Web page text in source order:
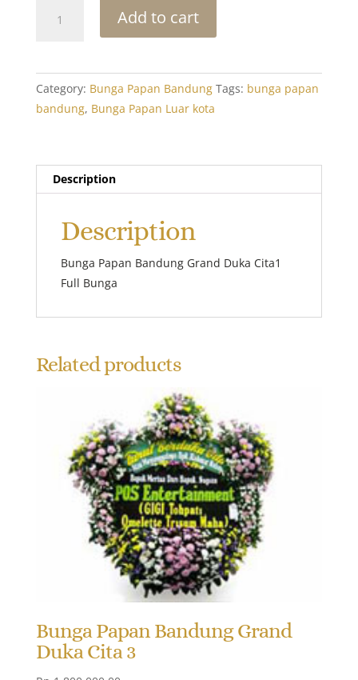
Papan
Duka
Cita
Add to cart
Category: Bunga Papan Bandung Tags: bunga papan
bandung, Bunga Papan Luar kota
Description
Description
Bunga Papan Bandung Grand Duka Cita1
Full Bunga
Related products
Bunga Papan Bandung Grand
Duka Cita 3